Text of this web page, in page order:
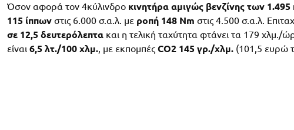
Όσον αφορά τον 4κύλινδρο κινητήρα αμιγώς βενζίνης των 1.495
115 ίππων στις 6.000 σ.α.λ. με ροπή 148 Nm στις 4.500 σ.α.λ.
σε 12,5 δευτερόλεπτα και η τελική ταχύτητα φτάνει τα 179
είναι 6,5 λτ./100 χλμ., με εκπομπές CO2 145 γρ./χλμ. (101,5 ευρώ